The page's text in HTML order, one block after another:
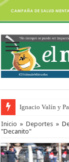
Ignacio Valín y
Traigo el litoral
Inicio » Deportes »
"Decanito"